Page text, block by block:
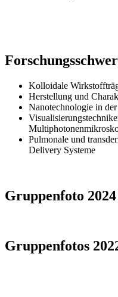
Kolloidale
Herstellung und
Nanotechnologie in
Pulmonale und
Delivery Systeme
Gruppenfoto 2024
Gruppenfotos